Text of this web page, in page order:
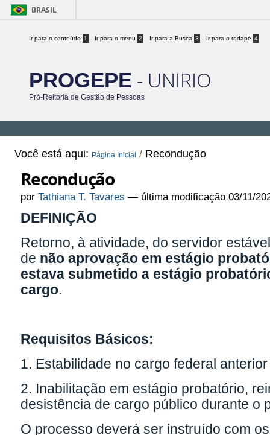
BRASIL
Ir para o conteúdo 1 Ir para o menu 2 Ir para a Busca 3 Ir para o rodapé 4
PROGEPE - UNIRIO
Pró-Reitoria de Gestão de Pessoas
Você está aqui: Página Inicial / Recondução
Recondução
porTathiana T. Tavares — última modificação 03/11/
DEFINIÇÃO
Retorno, à atividade, do servidor
de não aprovação em estágio
estava submetido a estágio
cargo.
Requisitos Básicos:
1. Estabilidade no cargo federal
2. Inabilitação em estágio probatório,
desistência de cargo público durante o
O processo deverá ser instruído com